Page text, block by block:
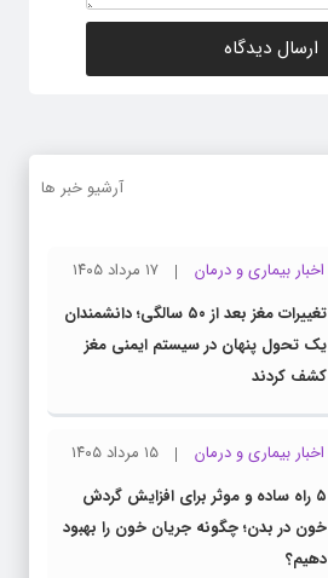
آرشیو خبر ها
اخبار بیماری و درمان
۱۷ مرداد ۱۴۰۵
تغییرات مغز بعد از ۵۰ سالگی؛ دانشمندان
یک تحول پنهان در سیستم ایمنی مغز
کشف کردند
اخبار بیماری و درمان
۱۵ مرداد ۱۴۰۵
۵ راه ساده و موثر برای افزایش گردش
خون در بدن؛ چگونه جریان خون را بهبود
دهیم؟